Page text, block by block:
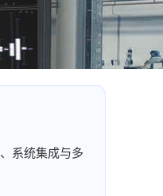
、系统集成与多